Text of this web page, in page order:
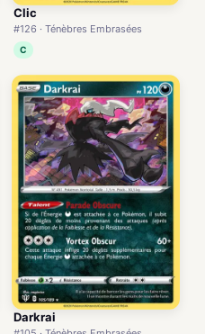
Clic
#126 · Ténèbres Embrasées
C
Darkrai